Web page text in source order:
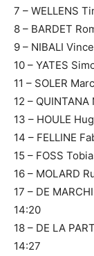
7 – WELLENS
8 – BARDET
9 – NIBALI
10 – YATES
11 – SOLER
12 –
13 – HOULE
14 – FELLINE
15 – FOSS
16 – MOLARD
17 – DE
14:20
18 – DE LA
14:27